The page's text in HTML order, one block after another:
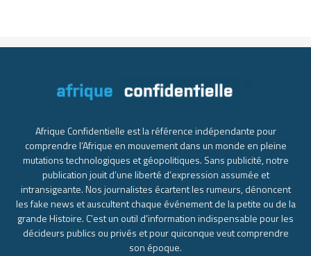
Afrique Confidentielle est la référence indépendante pour
comprendre l’Afrique en mouvement dans un monde en pleine
mutations technologiques et géopolitiques. Sans publicité, notre
publication jouit d’une liberté d’expression assumée et
intransigeante. Nos journalistes écartent les rumeurs, dénoncent
les fake news et auscultent chaque événement de la petite ou de la
grande Histoire. C’est un outil d’information indispensable pour les
décideurs publics ou privés et pour quiconque veut comprendre
son époque.